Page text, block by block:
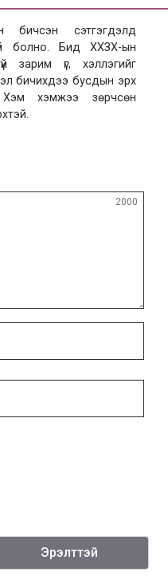
бичсэн сэтгэгдэлд
болно. Бид ХХЗХ-ын
зарим үг, хэллэгийг
бичихдээ бусдын эрх
Хэм хэмжээ зөрчсөн
2000
Эрэлттэй